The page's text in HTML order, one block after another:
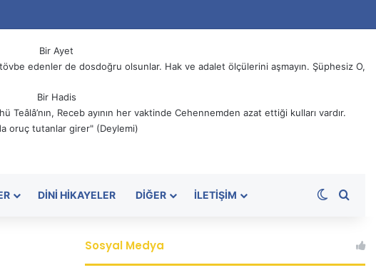
Bir Ayet
edenler de dosdoğru olsunlar. Hak ve adalet ölçülerini aşmayın. Şüphesiz O,
Bir Hadis
Teâlâ’nın, Receb ayının her vaktinde Cehennemden azat ettiği kulları vardır.
oruç tutanlar girer" (Deylemi)
DINI HIKAYELER DIĞER İLETIŞIM Dış
Sosyal Medya